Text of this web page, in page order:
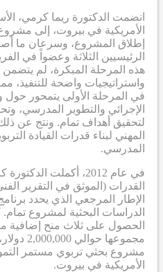
انضمت الدكتورة ريما كرمي،
الأمريكية في بيروت، إلى
إطلاق المشروع، وسرعان ما
الرئيسيين الثلاثة وعضواً في
هذه المرحلة المبكرة، لم يتضمن
واستراتيجيات واضحة للتنفيذ،
في المرحلة الأولى يتمحور
الإجرائي والتطوير المدرسي،
لتحقيق أهداف تمام. ونتج عن
المهني لبناء قدرات القيادة
المدرسي.
في عام 2012، أكملت
القدرات (الموثق في التقرير
الإطار المرجعي الذي يحدد
الدراسات البحثية لمشروع
الحصول على ثلاث منح إضافية
مجموعها
مشروع بحثي تربوي مستمر
الأمريكية في بيروت.